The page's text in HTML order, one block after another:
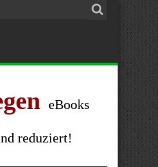
eBooks
reduziert!